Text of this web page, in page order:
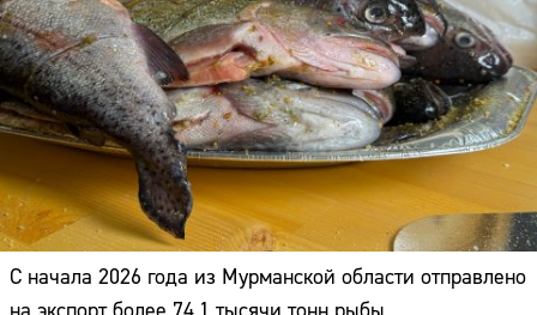
С начала 2026 года из Мурманской области отправлено